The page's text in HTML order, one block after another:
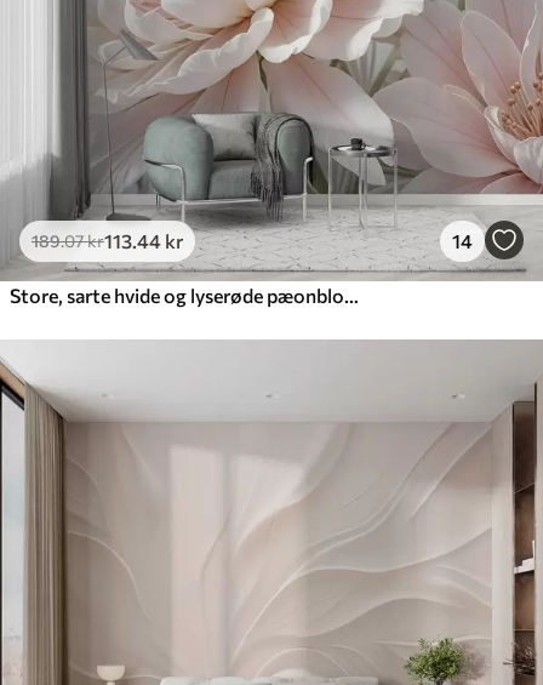
189.07kr113 .44 kr 14